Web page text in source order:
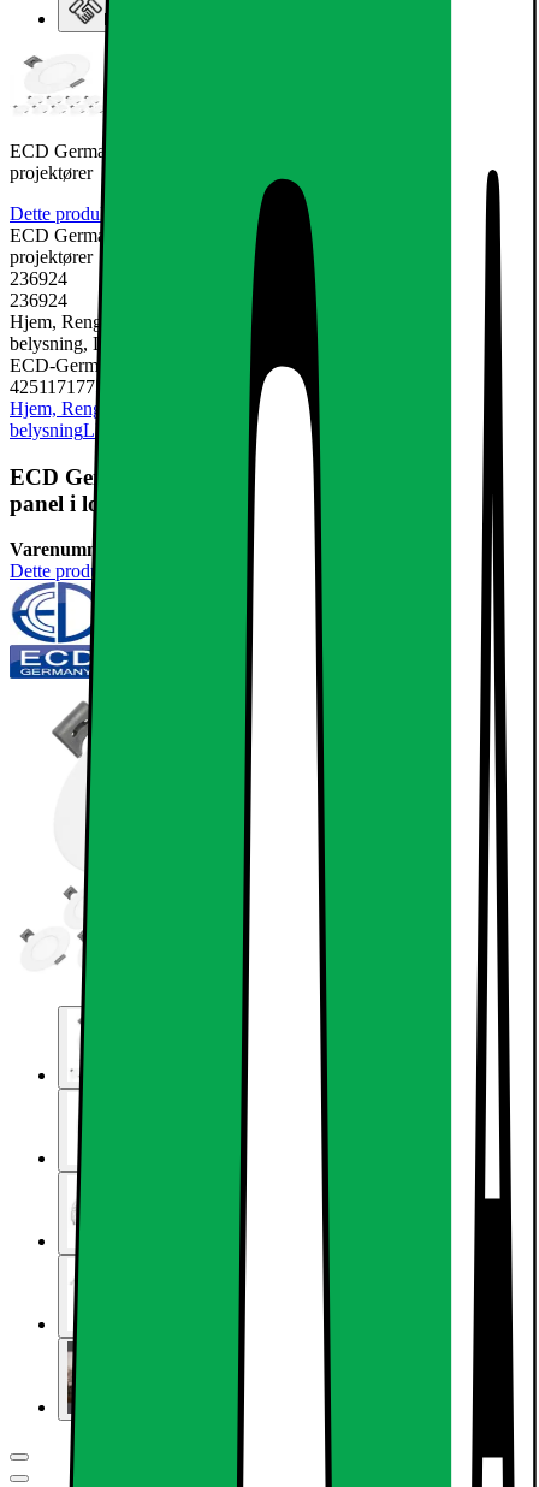
Elgiganten Erhverv
ECD Germany 10-pack LED forsænket lys 3W - panel i loftet
projektører
Dette produkt er endnu ikke blevet bedømt.
ECD Germany 10-pack LED forsænket lys 3W - panel i loftet
projektører
236924
236924
Hjem, Rengøring & Køkkenudstyr, El & belysning, Lamper &
belysning, LED-pære & elpære
ECD-Germany
4251171775631
Hjem, Rengøring & Køkkenudstyr
El & belysning
belysningLED-pære & elpære
ECD Germany 10-pack LED forsænket lys 3W -
panel i loftet projektører
Varenummer:
Dette produkt er endnu ikke blevet bedømt.